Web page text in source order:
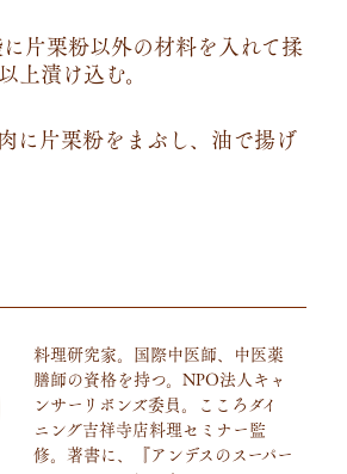
に片栗粉以外の材料を入れて揉
上漬け込む。
に片栗粉をまぶし、油で揚げ
料理研究家。国際中医師、中医薬
膳師の資格を持つ。NPO法人キャ
ンサーリボンズ委員。こころダイ
ニング吉祥寺店料理セミナー監
修。著書に、『アンデスのスーパー